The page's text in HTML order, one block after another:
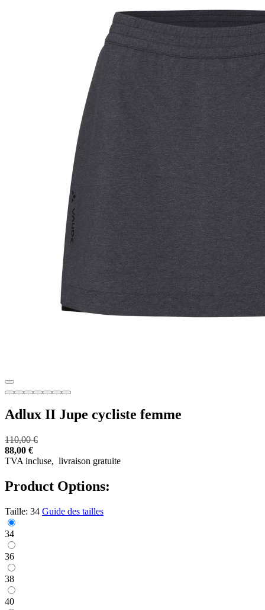
Adlux II Jupe cycliste femme
110,00 €
88,00 €
TVA incluse, livraison gratuite
Product Options:
Taille: 34 Guide des tailles
34
36
38
40